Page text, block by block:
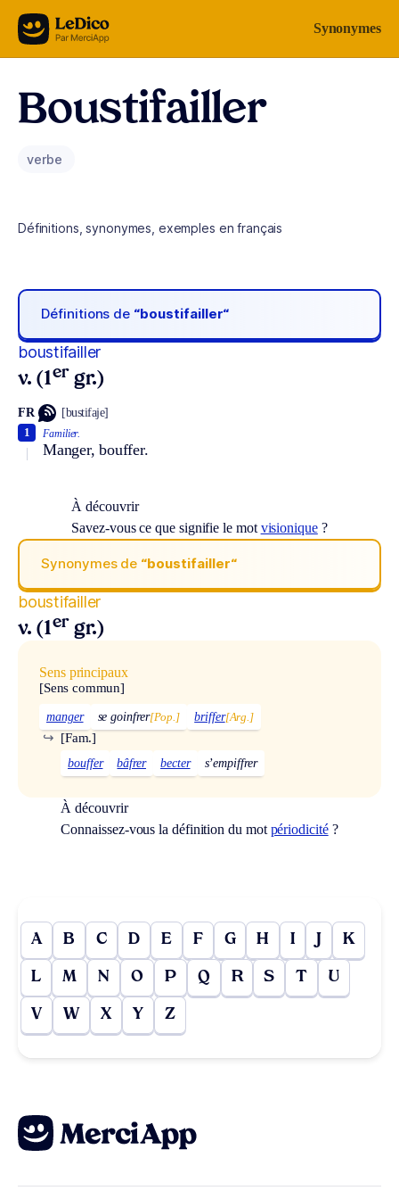
Aller au contenu Synonymes
Boustifailler
verbe
Définitions, synonymes, exemples en français
Définitions de “boustifailler“
boustifailler
v. (1er gr.)
FR [bustifaje]
Familier.
Manger, bouffer.
1
À découvrir
Savez-vous ce que signifie le mot visionique?
Synonymes de “boustifailler“
boustifailler
v. (1er gr.)
Sens principaux
[Sens commun]
manger se goinfrer[Pop.] briffer[Arg.]
[Fam.]
↪
bouffer bâfrer becter s’empiffrer
À découvrir
Connaissez-vous la définition du mot périodicité?
A B C D E F G H I J K
L M N O P Q R S T U
V W X Y Z